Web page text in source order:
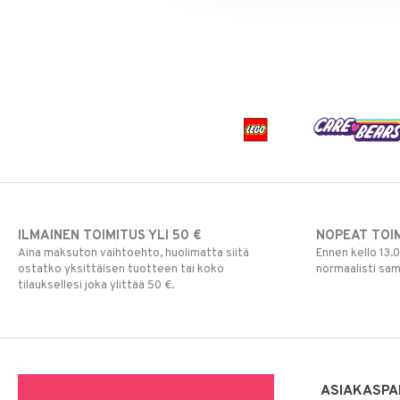
ILMAINEN TOIMITUS YLI 50 €
Aina maksuton vaihtoehto, huolimatta siitä
ostatko yksittäisen tuotteen tai koko
tilauksellesi joka ylittää 50 €.
NOPEAT
Ennen kello
normaalisti